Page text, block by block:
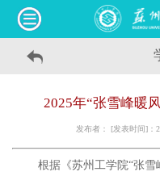
2025年“张雪峰暖
发布者： [发表时间]：
根据《苏州 工学院“张雪